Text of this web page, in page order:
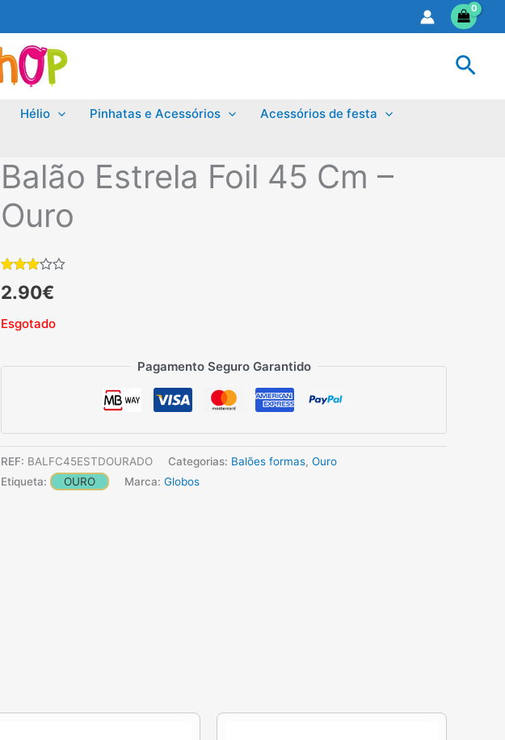
Hélio Pinhatas e Acessórios
Acessórios de festa
Balão Estrela Foil 45 Cm –
Ouro
com
em 5
com
classificação
2.90€
Esgotado
Pagamento Seguro Garantido
REF: BALFC45ESTDOURADO Categorias: Balões formas, Ouro
Etiqueta:
OURO Marca: Globos